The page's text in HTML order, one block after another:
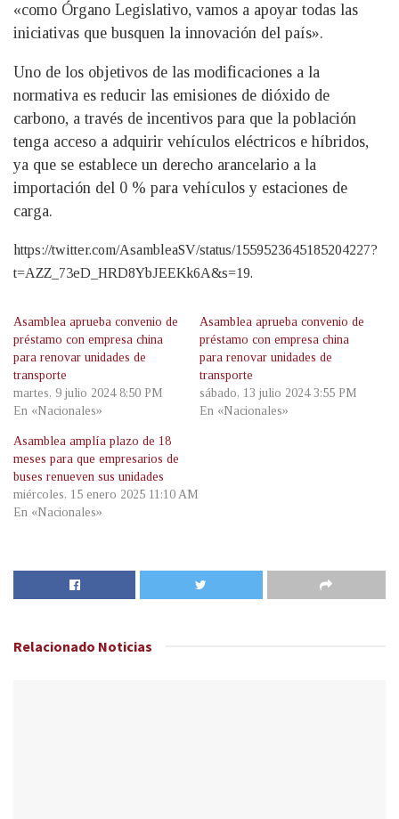
«como Órgano Legislativo, vamos a apoyar todas las
iniciativas que busquen la innovación del país».
Uno de los objetivos de las modificaciones a la
normativa es reducir las emisiones de dióxido de
carbono, a través de incentivos para que la población
tenga acceso a adquirir vehículos eléctricos e híbridos,
ya que se establece un derecho arancelario a la
importación del 0 % para vehículos y estaciones de
carga.
https://twitter.com/AsambleaSV/status/1559523645185204227?
t=AZZ_73eD_HRD8YbJEEKk6A&s=19.
Asamblea aprueba convenio de
préstamo con empresa china
para renovar unidades de
transporte
martes, 9 julio 2024 8:50 PM
En «Nacionales»
Asamblea aprueba convenio de
préstamo con empresa china
para renovar unidades de
transporte
sábado, 13 julio 2024 3:55 PM
En «Nacionales»
Asamblea amplía plazo de 18
meses para que empresarios de
buses renueven sus unidades
miércoles, 15 enero 2025 11:10 AM
En «Nacionales»
Relacionado Noticias